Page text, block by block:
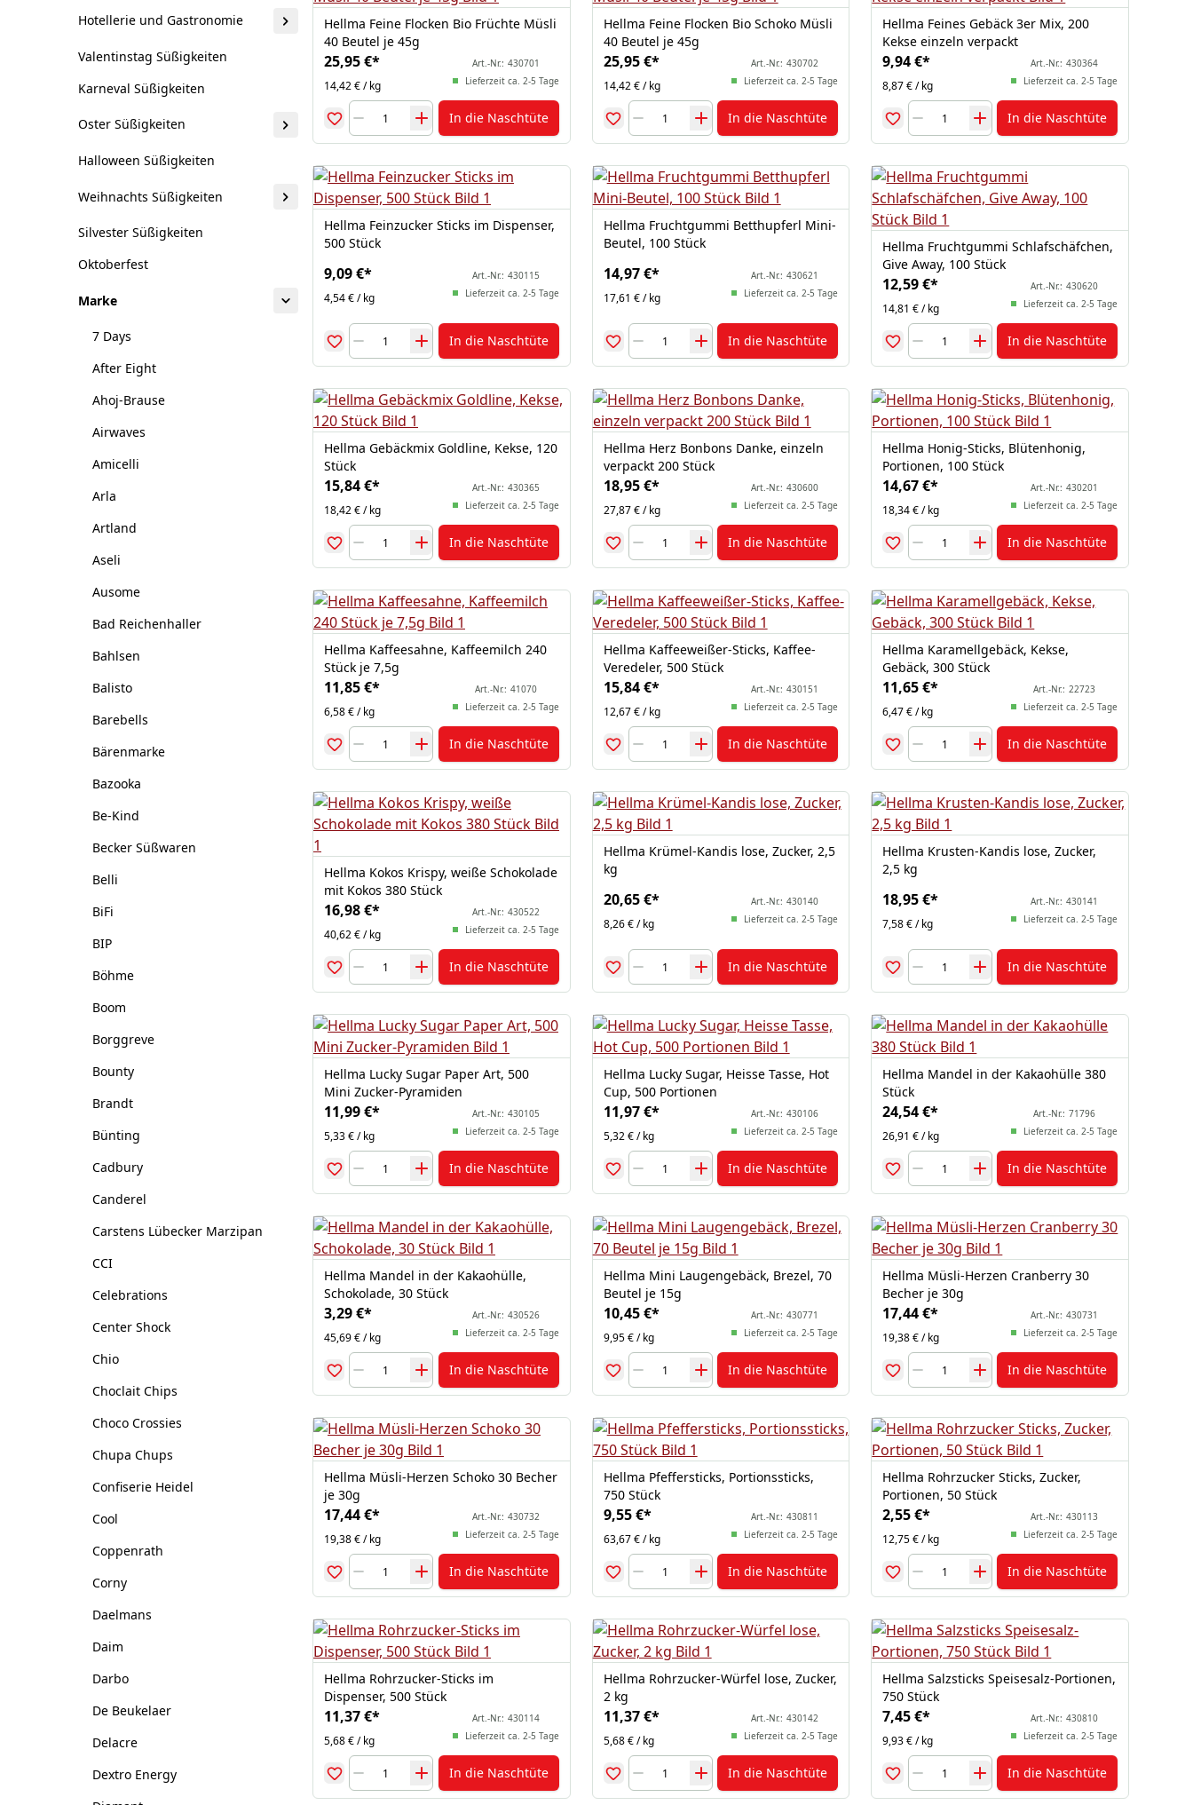
Hotellerie und Gastronomie
Valentinstag Süßigkeiten
Karneval Süßigkeiten
Oster Süßigkeiten
Halloween Süßigkeiten
Weihnachts Süßigkeiten
Silvester Süßigkeiten
Oktoberfest
Marke
7 Days
After Eight
Ahoj-Brause
Airwaves
Amicelli
Arla
Artland
Aseli
Ausome
Bad Reichenhaller
Bahlsen
Balisto
Barebells
Bärenmarke
Bazooka
Be-Kind
Becker Süßwaren
Belli
BiFi
BIP
Böhme
Boom
Borggreve
Bounty
Brandt
Bünting
Cadbury
Canderel
Carstens Lübecker Marzipan
CCI
Celebrations
Center Shock
Chio
Choclait Chips
Choco Crossies
Chupa Chups
Confiserie Heidel
Cool
Coppenrath
Corny
Daelmans
Daim
Darbo
De Beukelaer
Delacre
Dextro Energy
Hellma Feine Flocken Bio Früchte Müsli
40 Beutel je 45g
25,95 €*
14,42 € / kg
Art.-Nr.: 430701
Lieferzeit ca. 2-5 Tage
In die Naschtüte
Hellma Feine Flocken Bio Schoko Müsli
40 Beutel je 45g
25,95 €*
14,42 € / kg
Art.-Nr.: 430702
Lieferzeit ca. 2-5 Tage
In die Naschtüte
Hellma Feines Gebäck 3er Mix, 200
Kekse einzeln verpackt
9,94 €*
8,87 € / kg
Art.-Nr.: 430364
Lieferzeit ca. 2-5 Tage
In die Naschtüte
Hellma Feinzucker Sticks im Dispenser,
500 Stück
9,09 €*
4,54 € / kg
Art.-Nr.: 430115
Lieferzeit ca. 2-5 Tage
In die Naschtüte
Hellma Fruchtgummi Betthupferl Mini-
Beutel, 100 Stück
14,97 €*
17,61 € / kg
Art.-Nr.: 430621
Lieferzeit ca. 2-5 Tage
In die Naschtüte
Hellma Fruchtgummi Schlafschäfchen,
Give Away, 100 Stück
12,59 €*
14,81 € / kg
Art.-Nr.: 430620
Lieferzeit ca. 2-5 Tage
In die Naschtüte
Hellma Gebäckmix Goldline, Kekse, 120
Stück
15,84 €*
18,42 € / kg
Art.-Nr.: 430365
Lieferzeit ca. 2-5 Tage
In die Naschtüte
Hellma Herz Bonbons Danke, einzeln
verpackt 200 Stück
18,95 €*
27,87 € / kg
Art.-Nr.: 430600
Lieferzeit ca. 2-5 Tage
In die Naschtüte
Hellma Honig-Sticks, Blütenhonig,
Portionen, 100 Stück
14,67 €*
18,34 € / kg
Art.-Nr.: 430201
Lieferzeit ca. 2-5 Tage
In die Naschtüte
Hellma Kaffeesahne, Kaffeemilch 240
Stück je 7,5g
11,85 €*
6,58 € / kg
Art.-Nr.: 41070
Lieferzeit ca. 2-5 Tage
In die Naschtüte
Hellma Kaffeeweißer-Sticks, Kaffee-
Veredeler, 500 Stück
15,84 €*
12,67 € / kg
Art.-Nr.: 430151
Lieferzeit ca. 2-5 Tage
In die Naschtüte
Hellma Karamellgebäck, Kekse,
Gebäck, 300 Stück
11,65 €*
6,47 € / kg
Art.-Nr.: 22723
Lieferzeit ca. 2-5 Tage
In die Naschtüte
Hellma Kokos Krispy, weiße Schokolade
mit Kokos 380 Stück
16,98 €*
40,62 € / kg
Art.-Nr.: 430522
Lieferzeit ca. 2-5 Tage
In die Naschtüte
Hellma Krümel-Kandis lose, Zucker, 2,5
kg
20,65 €*
8,26 € / kg
Art.-Nr.: 430140
Lieferzeit ca. 2-5 Tage
In die Naschtüte
Hellma Krusten-Kandis lose, Zucker,
2,5 kg
18,95 €*
7,58 € / kg
Art.-Nr.: 430141
Lieferzeit ca. 2-5 Tage
In die Naschtüte
Hellma Lucky Sugar Paper Art, 500
Mini Zucker-Pyramiden
11,99 €*
5,33 € / kg
Art.-Nr.: 430105
Lieferzeit ca. 2-5 Tage
In die Naschtüte
Hellma Lucky Sugar, Heisse Tasse, Hot
Cup, 500 Portionen
11,97 €*
5,32 € / kg
Art.-Nr.: 430106
Lieferzeit ca. 2-5 Tage
In die Naschtüte
Hellma Mandel in der Kakaohülle 380
Stück
24,54 €*
26,91 € / kg
Art.-Nr.: 71796
Lieferzeit ca. 2-5 Tage
In die Naschtüte
Hellma Mandel in der Kakaohülle,
Schokolade, 30 Stück
3,29 €*
45,69 € / kg
Art.-Nr.: 430526
Lieferzeit ca. 2-5 Tage
In die Naschtüte
Hellma Mini Laugengebäck, Brezel, 70
Beutel je 15g
10,45 €*
9,95 € / kg
Art.-Nr.: 430771
Lieferzeit ca. 2-5 Tage
In die Naschtüte
Hellma Müsli-Herzen Cranberry 30
Becher je 30g
17,44 €*
19,38 € / kg
Art.-Nr.: 430731
Lieferzeit ca. 2-5 Tage
In die Naschtüte
Hellma Müsli-Herzen Schoko 30 Becher
je 30g
17,44 €*
19,38 € / kg
Art.-Nr.: 430732
Lieferzeit ca. 2-5 Tage
In die Naschtüte
Hellma Pfeffersticks, Portionssticks,
750 Stück
9,55 €*
63,67 € / kg
Art.-Nr.: 430811
Lieferzeit ca. 2-5 Tage
In die Naschtüte
Hellma Rohrzucker Sticks, Zucker,
Portionen, 50 Stück
2,55 €*
12,75 € / kg
Art.-Nr.: 430113
Lieferzeit ca. 2-5 Tage
In die Naschtüte
Hellma Rohrzucker-Sticks im
Dispenser, 500 Stück
11,37 €*
5,68 € / kg
Art.-Nr.: 430114
Lieferzeit ca. 2-5 Tage
In die Naschtüte
Hellma Rohrzucker-Würfel lose, Zucker,
2 kg
11,37 €*
5,68 € / kg
Art.-Nr.: 430142
Lieferzeit ca. 2-5 Tage
In die Naschtüte
Hellma Salzsticks Speisesalz-Portionen,
750 Stück
7,45 €*
9,93 € / kg
Art.-Nr.: 430810
Lieferzeit ca. 2-5 Tage
In die Naschtüte